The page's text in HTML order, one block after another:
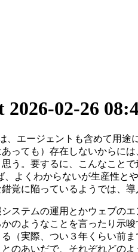
2026-02-26
、エージェントも含めて用途
っても）存在しないからに
う。要するに、こんなこと
、よくわからないが生産性と
覚に陥っているようでは、
ステムの運用とかウェブの
のようなことを言ったり示
（実際、つい３年くらい前
のあいだで、それぞれどの